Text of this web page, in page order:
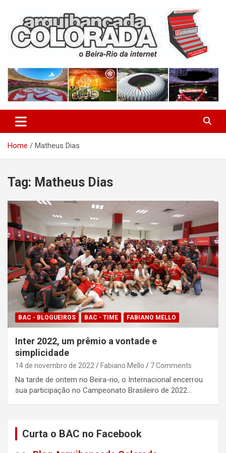
content
Arquibancada Colorada
Home Matheus Dias
Tag: Matheus Dias
BAC - BLOGUEIROS BAC - TIME FABIANO MELLO
Inter 2022, um prêmio a vontade e
simplicidade
14 de novembro de 2022 Fabiano Mello 7 Comments
Na tarde de ontem no Beira-rio, o Internacional encerrou
sua participação no Campeonato Brasileiro de 2022…
Curta o BAC no Facebook